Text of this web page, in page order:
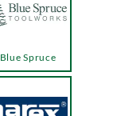
Blue Spruce